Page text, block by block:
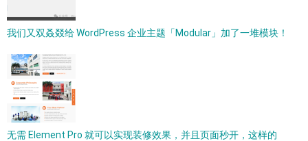
我们又双叒叕给 WordPress 企业主题「Modular」加了一堆模块！
无需 Element Pro 就可以实现装修效果，并且页面秒开，这样的